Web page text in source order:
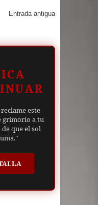
Entrada antigua
este
grimorio a tu
que el sol